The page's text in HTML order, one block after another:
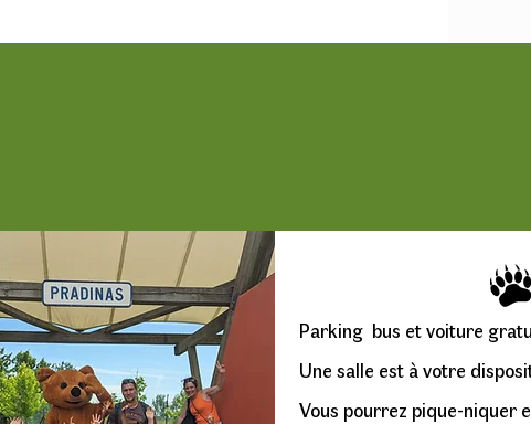
Parking bus et voiture
Une salle est à votre
Vous pourrez pique-niquer